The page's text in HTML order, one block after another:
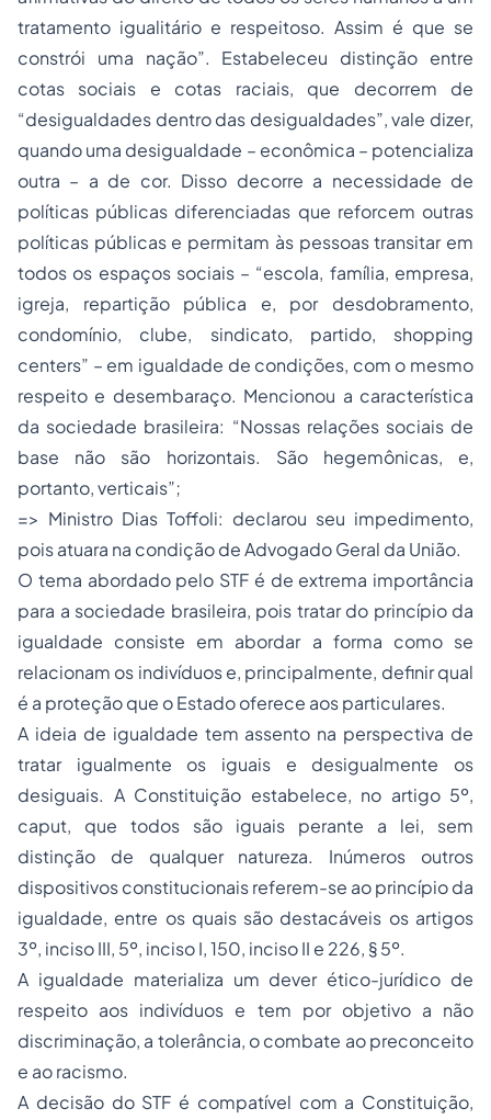
tratamento igualitário e respeitoso. Assim é que se
constrói uma nação”. Estabeleceu distinção entre
cotas sociais e cotas raciais, que decorrem de
“desigualdades dentro das desigualdades”, vale dizer,
quando uma desigualdade – econômica – potencializa
outra – a de cor. Disso decorre a necessidade de
políticas públicas diferenciadas que reforcem outras
políticas públicas e permitam às pessoas transitar em
todos os espaços sociais – “escola, família, empresa,
igreja, repartição pública e, por desdobramento,
condomínio, clube, sindicato, partido, shopping
centers” – em igualdade de condições, com o mesmo
respeito e desembaraço. Mencionou a característica
da sociedade brasileira: “Nossas relações sociais de
base não são horizontais. São hegemônicas, e,
portanto, verticais”;
=> Ministro Dias Toffoli: declarou seu impedimento,
pois atuara na condição de Advogado Geral da União.
O tema abordado pelo STF é de extrema importância
para a sociedade brasileira, pois tratar do princípio da
igualdade consiste em abordar a forma como se
relacionam os indivíduos e, principalmente, definir qual
é a proteção que o Estado oferece aos particulares.
A ideia de igualdade tem assento na perspectiva de
tratar igualmente os iguais e desigualmente os
desiguais. A Constituição estabelece, no artigo 5º,
caput, que todos são iguais perante a lei, sem
distinção de qualquer natureza. Inúmeros outros
dispositivos constitucionais referem-se ao princípio da
igualdade, entre os quais são destacáveis os artigos
3º, inciso III, 5º, inciso I, 150, inciso II e 226, § 5º.
A igualdade materializa um dever ético-jurídico de
respeito aos indivíduos e tem por objetivo a não
discriminação, a tolerância, o combate ao preconceito
e ao racismo.
A decisão do STF é compatível com a Constituição,